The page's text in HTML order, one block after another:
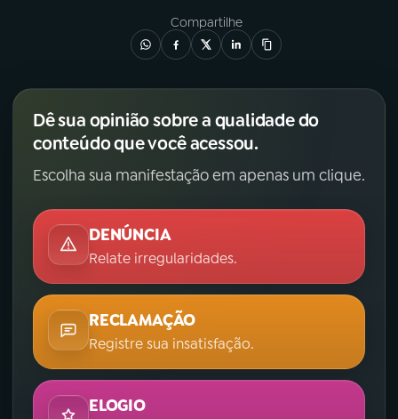
Compartilhe
Dê sua opinião sobre a qualidade do
conteúdo que você acessou.
Escolha sua manifestação em apenas um clique.
DENÚNCIA
Relate irregularidades.
RECLAMAÇÃO
Registre sua insatisfação.
ELOGIO